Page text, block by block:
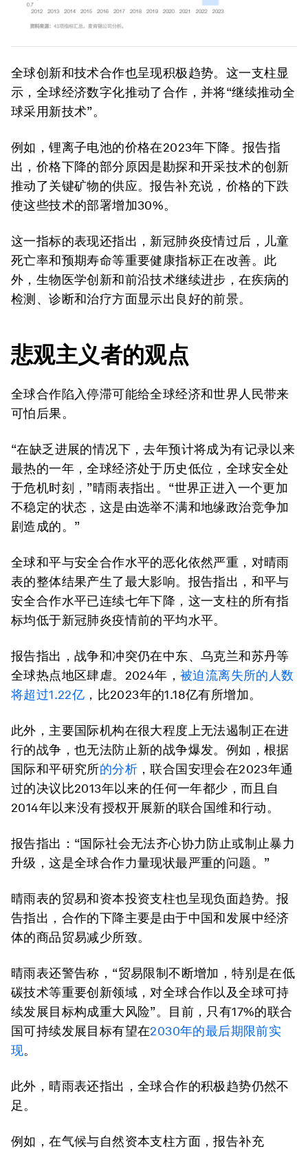
全球创新和技术合作也呈现积极趋势。这一支柱显
示，全球经济数字化推动了合作，并将“继续推动全
球采用新技术”。
例如，锂离子电池的价格在2023年下降。报告指
出，价格下降的部分原因是勘探和开采技术的创新
推动了关键矿物的供应。报告补充说，价格的下跌
使这些技术的部署增加30%。
这一指标的表现还指出，新冠肺炎疫情过后，儿童
死亡率和预期寿命等重要健康指标正在改善。此
外，生物医学创新和前沿技术继续进步，在疾病的
检测、诊断和治疗方面显示出良好的前景。
悲观主义者的观点
全球合作陷入停滞可能给全球经济和世界人民带来
可怕后果。
“在缺乏进展的情况下，去年预计将成为有记录以来
最热的一年，全球经济处于历史低位，全球安全处
于危机时刻，”晴雨表指出。“世界正进入一个更加
不稳定的状态，这是由选举不满和地缘政治竞争加
剧造成的。”
全球和平与安全合作水平的恶化依然严重，对晴雨
表的整体结果产生了最大影响。报告指出，和平与
安全合作水平已连续七年下降，这一支柱的所有指
标均低于新冠肺炎疫情前的平均水平。
报告指出，战争和冲突仍在中东、乌克兰和苏丹等
全球热点地区肆虐。2024年， 被迫流离失所的人数
将超过1.22亿 ，比2023年的1.18亿有所增加。
此外，主要国际机构在很大程度上无法遏制正在进
行的战争，也无法防止新的战争爆发。例如，根据
国际和平研究所的分析 ，联合国安理会在2023年通
过的决议比2013年以来的任何一年都少，而且自
2014年以来没有授权开展新的联合国维和行动。
报告指出：“国际社会无法齐心协力防止或制止暴力
升级，这是全球合作力量现状最严重的问题。”
晴雨表的贸易和资本投资支柱也呈现负面趋势。报
告指出，合作的下降主要是由于中国和发展中经济
体的商品贸易减少所致。
晴雨表还警告称，“贸易限制不断增加，特别是在低
碳技术等重要创新领域，对全球合作以及全球可持
续发展目标构成重大风险”。目前，只有17%的联合
国可持续发展目标有望在2030年的最后期限前实
现。
此外，晴雨表还指出，全球合作的积极趋势仍然不
足。
例如，在气候与自然资本支柱方面，报告补充